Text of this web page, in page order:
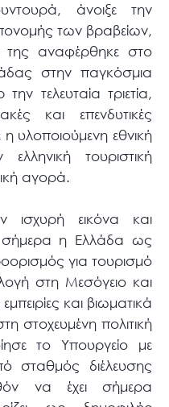
άνοιξε την
των βραβείων,
της αναφέρθηκε στο
στην παγκόσμια
τελευταία τριετία,
και επενδυτικές
η υλοποιούμενη εθνική
ελληνική τουριστική
αγορά.
ισχυρή εικόνα και
σήμερα η Ελλάδα ως
για τουρισμό
στη Μεσόγειο και
και βιωματικά
στοχευμένη πολιτική
το Υπουργείο με
σταθμός διέλευσης
να έχει σήμερα